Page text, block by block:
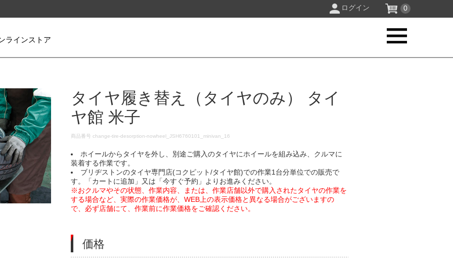
ログイン 0
ラインストア
タイヤ履き替え（タイヤのみ） タイ
ヤ館 米子
DETAILS
商品番号change-tire-desorption-nowheel_JSH6760101_minivan_16
ホイールからタイヤを外し、別途ご購入のタイヤにホイールを組み込み、クルマに
装着する作業です。
ブリヂストンのタイヤ専門店(コクピット/タイヤ館)での作業1台分単位での販売で
す。「カートに追加」又は「今すぐ予約」よりお進みください。
※おクルマやその状態、作業内容、または、作業店舗以外で購入されたタイヤの作業を
する場合など、実際の作業価格が、WEB上の表示価格と異なる場合がございますの
で、必ず店舗にて、作業前に作業価格をご確認ください。
価格